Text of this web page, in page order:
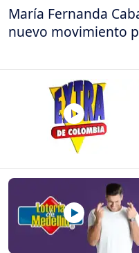
María Fernanda
nuevo movimiento